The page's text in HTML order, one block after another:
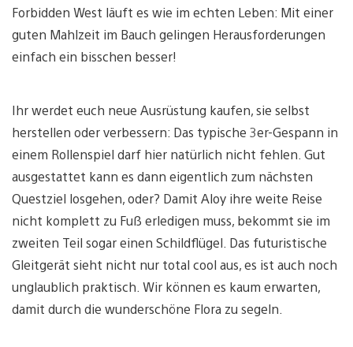
Forbidden West läuft es wie im echten Leben: Mit einer
guten Mahlzeit im Bauch gelingen Herausforderungen
einfach ein bisschen besser!
Ihr werdet euch neue Ausrüstung kaufen, sie selbst
herstellen oder verbessern: Das typische 3er-Gespann in
einem Rollenspiel darf hier natürlich nicht fehlen. Gut
ausgestattet kann es dann eigentlich zum nächsten
Questziel losgehen, oder? Damit Aloy ihre weite Reise
nicht komplett zu Fuß erledigen muss, bekommt sie im
zweiten Teil sogar einen Schildflügel. Das futuristische
Gleitgerät sieht nicht nur total cool aus, es ist auch noch
unglaublich praktisch. Wir können es kaum erwarten,
damit durch die wunderschöne Flora zu segeln.